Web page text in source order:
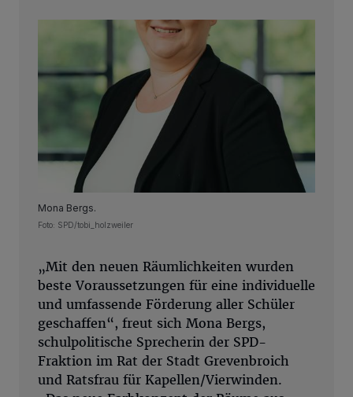
Mona Bergs.
Foto: SPD/tobi_holzweiler
„Mit den neuen Räumlichkeiten wurden
beste Voraussetzungen für eine individuelle
und umfassende Förderung aller Schüler
geschaffen“, freut sich Mona Bergs,
schulpolitische Sprecherin der SPD-
Fraktion im Rat der Stadt Grevenbroich
und Ratsfrau für Kapellen/Vierwinden.